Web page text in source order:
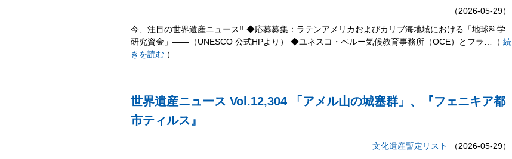
（2026-05-29）
今、注目の世界遺産ニュース!! ◆応募募集：ラテンアメリカおよびカリブ海地域における「地球科学
研究資金」――（UNESCO 公式HPより） ◆ユネスコ・ペルー気候教育事務所（OCE）とフラ…（ 続
きを読む）
世界遺産ニュース Vol.12,304 「アメル山の城塞群」、『フェニキア都
市ティルス』
文化遺産暫定リスト （2026-05-29）